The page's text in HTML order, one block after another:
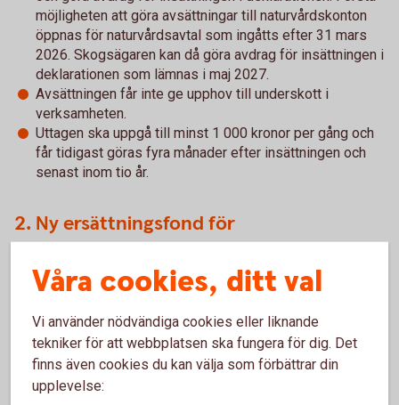
möjligheten att göra avsättningar till naturvårdskonton
öppnas för naturvårdsavtal som ingåtts efter 31 mars
2026. Skogsägaren kan då göra avdrag för insättningen i
deklarationen som lämnas i maj 2027.
Avsättningen får inte ge upphov till underskott i
verksamheten.
Uttagen ska uppgå till minst 1 000 kronor per gång och
får tidigast göras fyra månader efter insättningen och
senast inom tio år.
2. Ny ersättningsfond för
intrångsersättningar
Skogsägare som får intrångsersättningar – till exempel för
tid eller löses in av staten för att bli naturreservat – kan
med de nya reglerna om en ersättningsfond skjuta upp
beskattningen, och ett eventuellt förvärv av en
ersättningsfastighet, i tio år. Med tidigare regler var
Våra cookies, ditt val
Vi använder nödvändiga cookies eller liknande
tekniker för att webbplatsen ska fungera för dig. Det
finns även cookies du kan välja som förbättrar din
upplevelse: